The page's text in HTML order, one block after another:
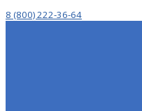
8 (800) 222-36-64